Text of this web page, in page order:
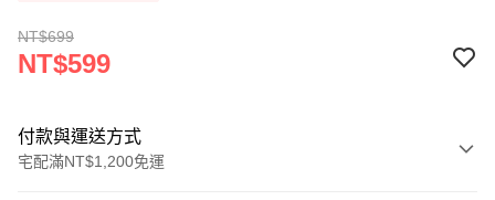
NT$699
NT$599
付款與運送方式
宅配滿NT$1,200免運